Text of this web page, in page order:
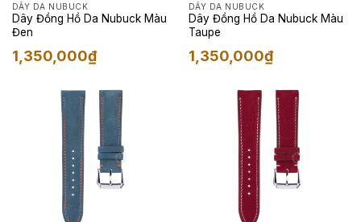
DÂY DA NUBUCK
Dây Đồng Hồ Da Nubuck Màu
Đen
1,350,000₫
DÂY DA NUBUCK
Dây Đồng Hồ Da Nubuck Màu
Taupe
1,350,000₫